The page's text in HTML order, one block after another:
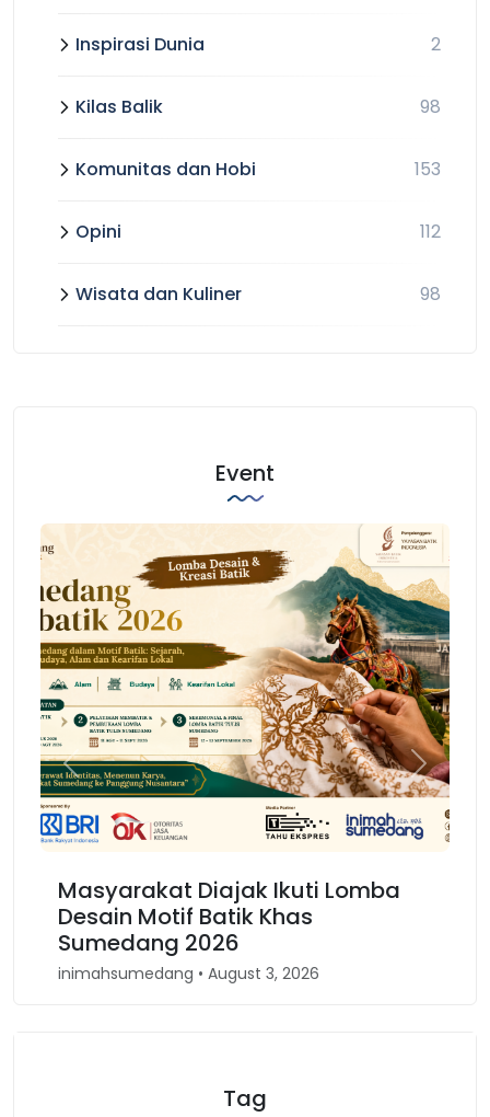
Inspirasi Dunia 2
Kilas Balik 98
Komunitas dan Hobi 153
Opini 112
Wisata dan Kuliner 98
Event
Masyarakat Diajak Ikuti Lomba
Desain Motif Batik Khas
Sumedang 2026
inimahsumedang • August 3, 2026
Previous Next
Tag